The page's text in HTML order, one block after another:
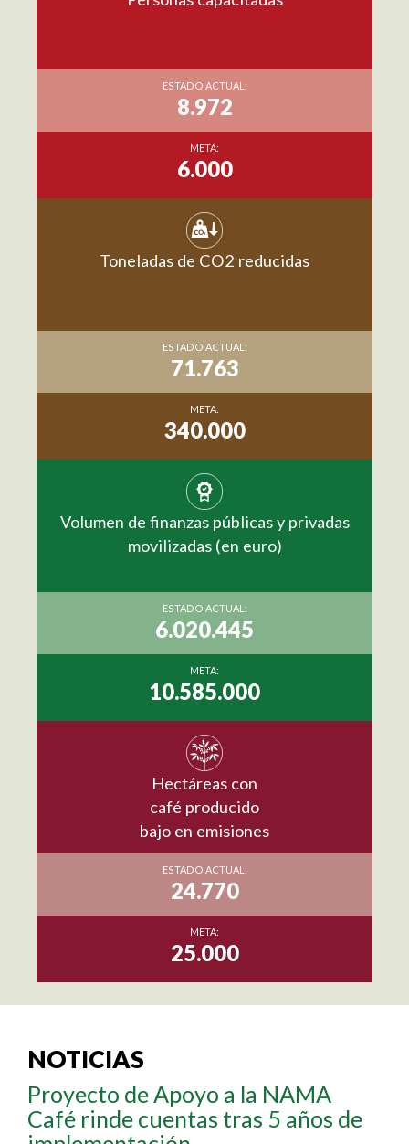
ESTADO ACTUAL:
8.972
META:
6.000
Toneladas de CO2 reducidas
ESTADO ACTUAL:
71.763
META:
340.000
Volumen de finanzas públicas y privadas
movilizadas (en euro)
ESTADO ACTUAL:
6.020.445
META:
10.585.000
Hectáreas con
café producido
bajo en emisiones
ESTADO ACTUAL:
24.770
META:
25.000
NOTICIAS
Proyecto de Apoyo a la NAMA
Café rinde cuentas tras 5 años de